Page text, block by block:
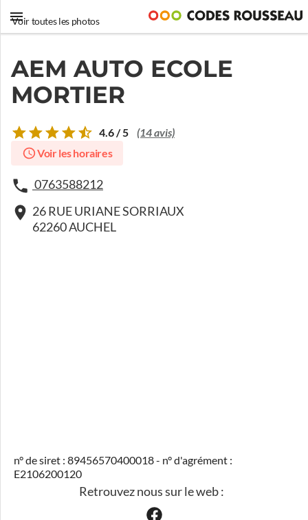
Voir toutes les photos
AEM AUTO ECOLE
MORTIER
4.6 / 5 (14 avis)
Voir les horaires
0763588212
26 RUE URIANE SORRIAUX
62260 AUCHEL
n° de siret : 89456570400018 - n° d'agrément :
E2106200120
Retrouvez nous sur le web :